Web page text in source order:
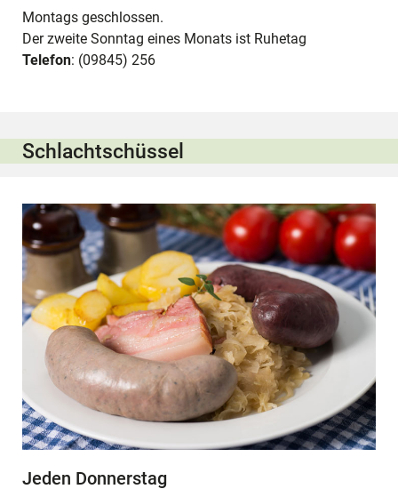
Montags geschlossen.
Der zweite Sonntag eines Monats ist Ruhetag
Telefon: (09845) 256
Schlachtschüssel
Jeden Donnerstag